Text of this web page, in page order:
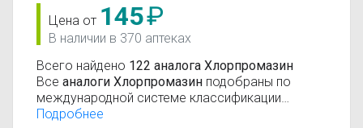
Цена от 145₽
В наличии в 370 аптеках
Всего найдено 122 аналога Хлорпромазин
Все аналоги Хлорпромазин подобраны по
международной системе классификации
лекарственных средств АТС (анатомо-
Подробнее